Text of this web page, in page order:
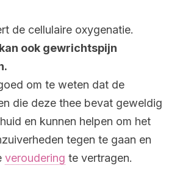
de cellulaire oxygenatie.
ook gewrichtspijn
om te weten dat de
die deze thee bevat geweldig
en kunnen helpen om het
tegen te gaan en
veroudering te vertragen.